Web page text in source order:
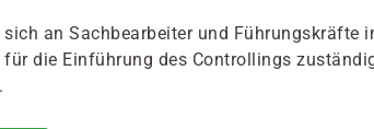
an Sachbearbeiter und Führungskräfte
für die Einführung des Controllings